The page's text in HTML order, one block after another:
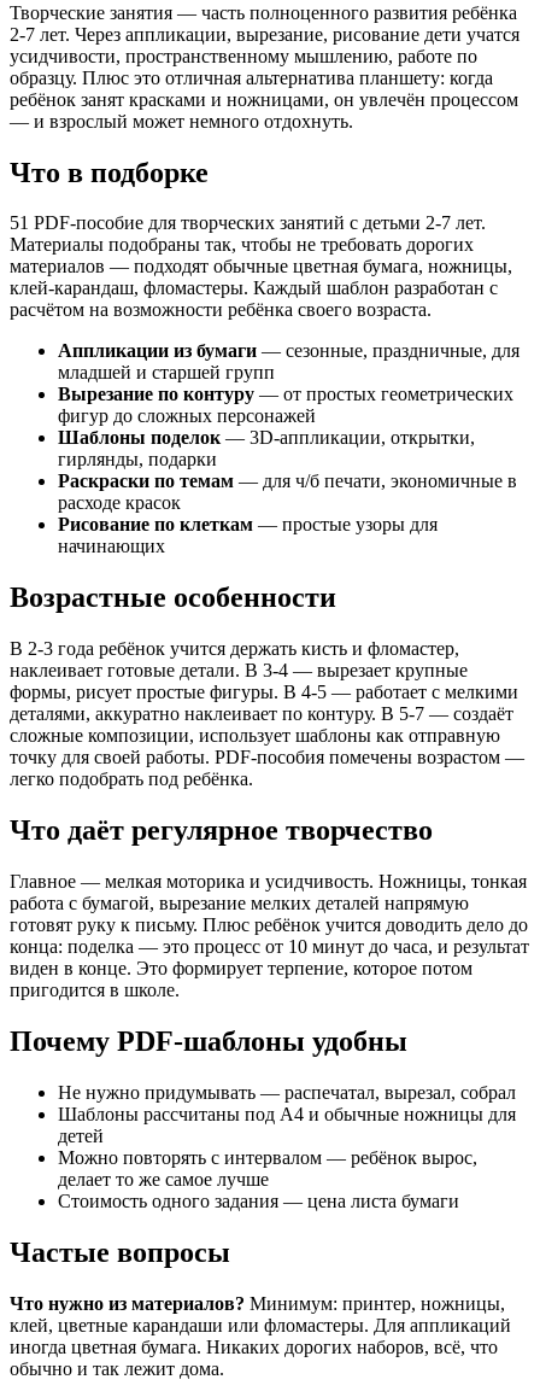
3D аппликации
POP-UP открытки
Аппликации день космонавтики
Аппликации Замки
Аппликации из геометрических фигур
Аппликации Пушкин
Умные аппликации
Бабочки
Валентинки
Валентинки 2
Гномы из фетра
Забавные аппликации для малышей
Новый год / Сенсорные аппликации / новогодние шабл
Новый год / Зимние забавы / новогодние шаблоны / н
Новый год / Зимние игрушки из фетра / новогоднее т
Новый год / Зимние истории / новогодние шаблоны /
Камешки
Летние шаблоны для творчества
Математические аппликации
Мои первые аппликации
Наведи порядок. Аппикации
Новый год / Новогоднее чудо / новогодние аппликаци
Новый год / Новогодние аппликации / новогоднее тво
Объемные осенние аппликации
Объемные поделки к пасхе
Оригами
Осенние аппликации
Осенние вырезалки
Пластилиновые заплатки
Пластилиновый мир
Пластилинография
Новый год / подарочные пряники / новогоднее творче
Поделки Весна
Новый год / зимние аппликации / новогоднее творчес
Новый год / творческая зима / новогоднее творчеств
Творческая осень
Творческие ручки
Новый год / украшаем елку / новогоднее творчество
Фрутокрышки
Чудо узор
Осенние аппликации из листьев
Осенние аппликации
Новый год / Накорми дракона / шаблоны игр на липуч
Творческие занятия — часть полноценного развития ребёнка
2-7 лет. Через аппликации, вырезание, рисование дети учатся
усидчивости, пространственному мышлению, работе по
образцу. Плюс это отличная альтернатива планшету: когда
ребёнок занят красками и ножницами, он увлечён процессом
— и взрослый может немного отдохнуть.
Что в подборке
51 PDF-пособие для творческих занятий с детьми 2-7 лет.
Материалы подобраны так, чтобы не требовать дорогих
материалов — подходят обычные цветная бумага, ножницы,
клей-карандаш, фломастеры. Каждый шаблон разработан с
расчётом на возможности ребёнка своего возраста.
Аппликации из бумаги — сезонные, праздничные, для
младшей и старшей групп
Вырезание по контуру — от простых геометрических
фигур до сложных персонажей
Шаблоны поделок— 3D-аппликации, открытки,
гирлянды, подарки
Раскраски по темам — для ч/б печати, экономичные в
расходе красок
Рисование по клеткам — простые узоры для
начинающих
Возрастные особенности
В 2-3 года ребёнок учится держать кисть и фломастер,
наклеивает готовые детали. В 3-4 — вырезает крупные
формы, рисует простые фигуры. В 4-5 — работает с мелкими
деталями, аккуратно наклеивает по контуру. В 5-7 — создаёт
сложные композиции, использует шаблоны как отправную
точку для своей работы. PDF-пособия помечены возрастом —
легко подобрать под ребёнка.
Что даёт регулярное творчество
Главное — мелкая моторика и усидчивость. Ножницы, тонкая
работа с бумагой, вырезание мелких деталей напрямую
готовят руку к письму. Плюс ребёнок учится доводить дело до
конца: поделка — это процесс от 10 минут до часа, и результат
виден в конце. Это формирует терпение, которое потом
пригодится в школе.
Почему PDF-шаблоны удобны
Не нужно придумывать — распечатал, вырезал, собрал
Шаблоны рассчитаны под А4 и обычные ножницы для
детей
Можно повторять с интервалом — ребёнок вырос,
делает то же самое лучше
Стоимость одного задания — цена листа бумаги
Частые вопросы
Что нужно из материалов? Минимум: принтер, ножницы,
клей, цветные карандаши или фломастеры. Для аппликаций
иногда цветная бумага. Никаких дорогих наборов, всё, что
обычно и так лежит дома.